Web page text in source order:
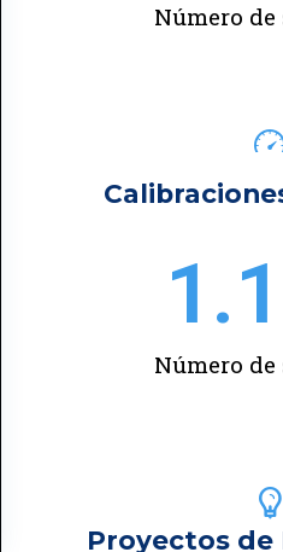
Número
Número
Proyectos de